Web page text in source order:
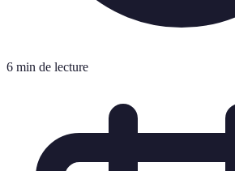
6 min de lecture